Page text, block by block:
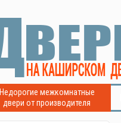
Недорогие межкомнатные
двери от производителя